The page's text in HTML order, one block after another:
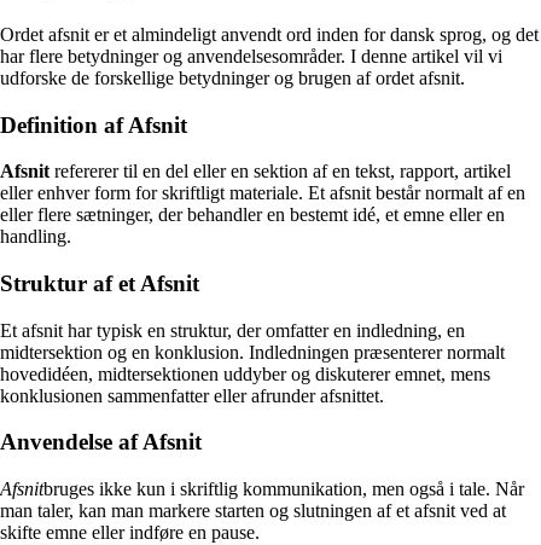
Ordet afsnit er et almindeligt anvendt ord inden for dansk sprog, og det
har flere betydninger og anvendelsesområder. I denne artikel vil vi
udforske de forskellige betydninger og brugen af ordet afsnit.
Definition af Afsnit
Afsnit refererer til en del eller en sektion af en tekst, rapport, artikel
eller enhver form for skriftligt materiale. Et afsnit består normalt af en
eller flere sætninger, der behandler en bestemt idé, et emne eller en
handling.
Struktur af et Afsnit
Et afsnit har typisk en struktur, der omfatter en indledning, en
midtersektion og en konklusion. Indledningen præsenterer normalt
hovedidéen, midtersektionen uddyber og diskuterer emnet, mens
konklusionen sammenfatter eller afrunder afsnittet.
Anvendelse af Afsnit
Afsnitbruges ikke kun i skriftlig kommunikation, men også i tale. Når
man taler, kan man markere starten og slutningen af et afsnit ved at
skifte emne eller indføre en pause.